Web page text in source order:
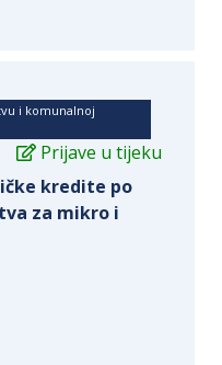
i komunalnoj
Prijave u tijeku
kredite po
za mikro i